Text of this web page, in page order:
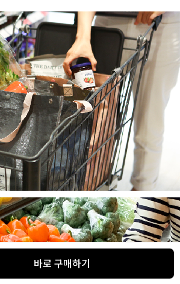
바로 구매하기